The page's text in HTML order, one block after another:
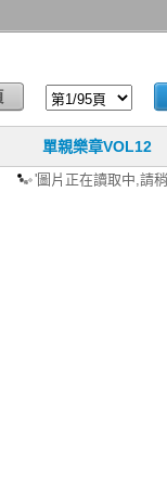
單親樂章VOL12
'圖片正在讀取中,請